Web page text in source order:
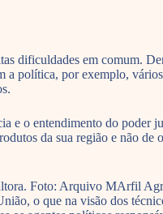
dificuldades em comum.
por exemplo,
e o entendimento do poder
da sua região e não de
Foto: Arquivo MArfil
o que na visão dos